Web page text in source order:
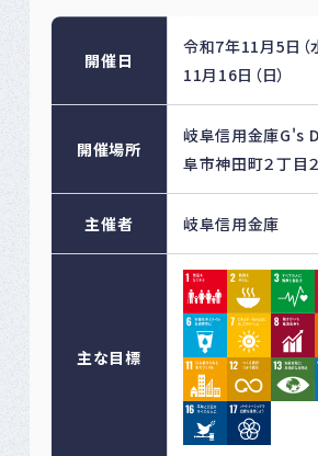
開催日
令和7年11月5日（
11月16日（日）
開催場所
岐阜信用金庫G's
阜市神田町２丁目２
主催者 岐阜信用金庫
主な目標